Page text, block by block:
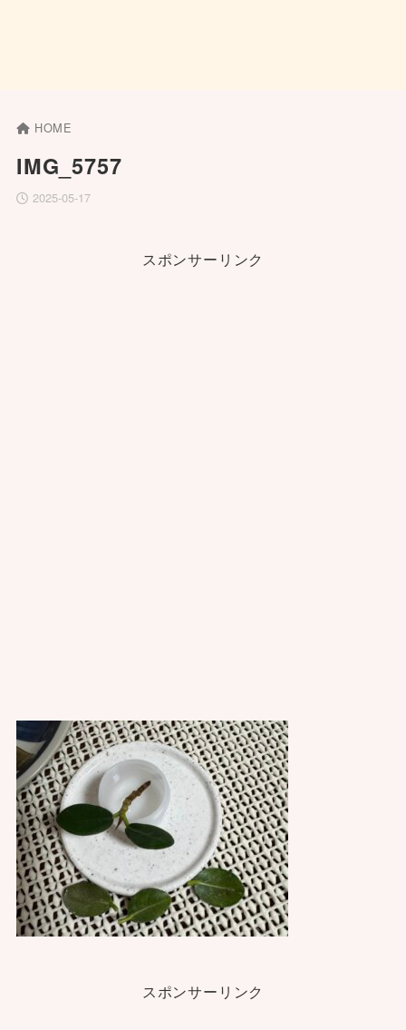
HOME
IMG_5757
2025-05-17
スポンサーリンク
スポンサーリンク